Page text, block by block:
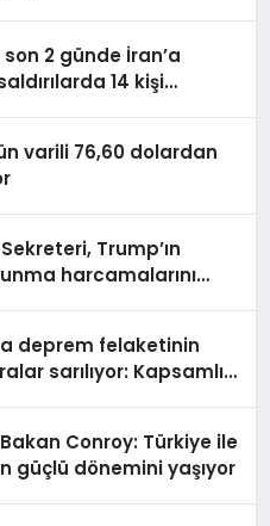
son 2 günde İran’a
14 kişi
varili 76,60 dolardan
Trump’ın
harcamalarını
deprem felaketinin
sarılıyor: Kapsamlı
Conroy: Türkiye ile
güçlü dönemini yaşıyor